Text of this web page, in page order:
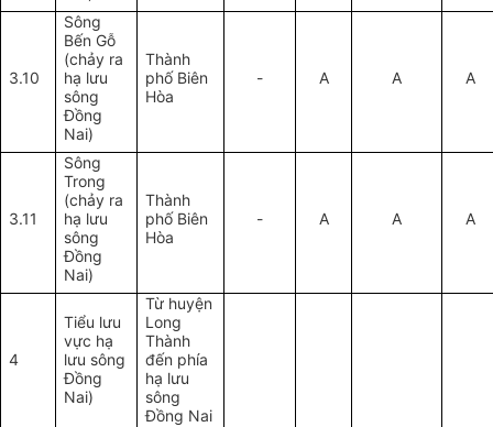
3.10
Sông
Bến Gỗ
(chảy ra
hạ lưu
sông
Đồng
Nai)
Thành
phố Biên
Hòa
- A A A
3.11
Sông
Trong
(chảy ra
hạ lưu
sông
Đồng
Nai)
Thành
phố Biên
Hòa
- A A A
4
Tiểu lưu
vực hạ
lưu sông
Đồng
Nai)
Từ huyện
Long
Thành
đến phía
hạ lưu
sông
Đồng Nai